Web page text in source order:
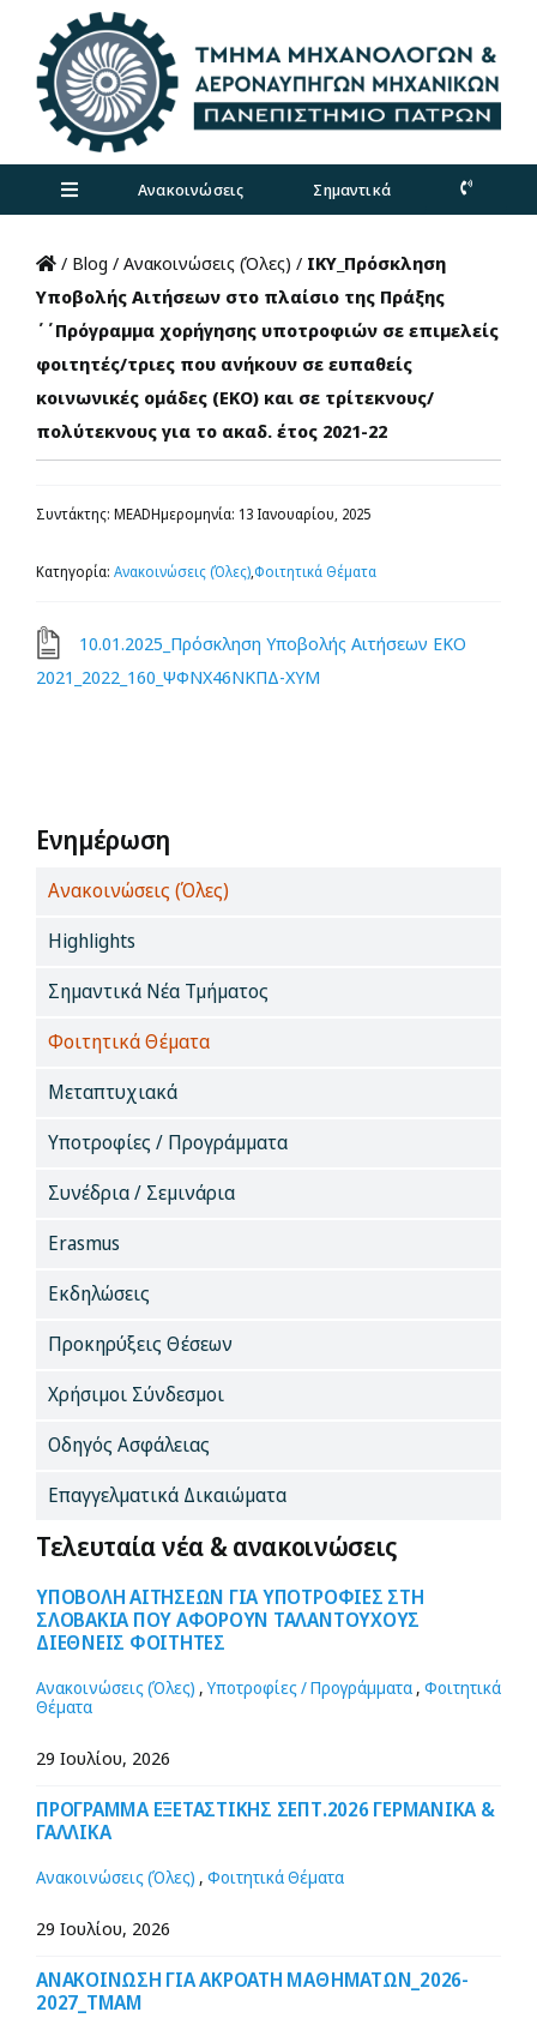
content
Toggle
Τμήμα
Προπτυχιακά
Μεταπτυχιακά
Προσωπικό
Διασφάλιση Ποιότητας
for:
Ανακοινώσεις Σημαντικά
/ Blog / Ανακοινώσεις (Όλες) / ΙΚΥ_Πρόσκληση
Υποβολής Αιτήσεων στο πλαίσιο της Πράξης
΄΄Πρόγραμμα χορήγησης υποτροφιών σε επιμελείς
φοιτητές/τριες που ανήκουν σε ευπαθείς
κοινωνικές ομάδες (ΕΚΟ) και σε τρίτεκνους/
πολύτεκνους για το ακαδ. έτος 2021-22
Συντάκτης: MEADΗμερομηνία: 13 Ιανουαρίου, 2025
Κατηγορία: Ανακοινώσεις (Όλες),Φοιτητικά Θέματα
10.01.2025_Πρόσκληση Υποβολής Αιτήσεων ΕΚΟ
2021_2022_160_ΨΦΝΧ46ΝΚΠΔ-ΧΥΜ
Ενημέρωση
Ανακοινώσεις (Όλες)
Highlights
Σημαντικά Νέα Τμήματος
Φοιτητικά Θέματα
Μεταπτυχιακά
Υποτροφίες / Προγράμματα
Συνέδρια / Σεμινάρια
Erasmus
Εκδηλώσεις
Προκηρύξεις Θέσεων
Χρήσιμοι Σύνδεσμοι
Οδηγός Ασφάλειας
Επαγγελματικά Δικαιώματα
Τελευταία νέα & ανακοινώσεις
ΥΠΟΒΟΛΗ ΑΙΤΗΣΕΩΝ ΓΙΑ ΥΠΟΤΡΟΦΙΕΣ ΣΤΗ
ΣΛΟΒΑΚΙΑ ΠΟΥ ΑΦΟΡΟΥΝ ΤΑΛΑΝΤΟΥΧΟΥΣ
ΔΙΕΘΝΕΙΣ ΦΟΙΤΗΤΕΣ
Ανακοινώσεις (Όλες) ,Υποτροφίες / Προγράμματα, Φοιτητικά
Θέματα
29 Ιουλίου, 2026
ΠΡΟΓΡΑΜΜΑ ΕΞΕΤΑΣΤΙΚΗΣ ΣΕΠΤ.2026 ΓΕΡΜΑΝΙΚΑ &
ΓΑΛΛΙΚΑ
Ανακοινώσεις (Όλες) , Φοιτητικά Θέματα
29 Ιουλίου, 2026
ΑΝΑΚΟΙΝΩΣΗ ΓΙΑ ΑΚΡΟΑΤΗ ΜΑΘΗΜΑΤΩΝ_2026-
2027_ΤΜΑΜ